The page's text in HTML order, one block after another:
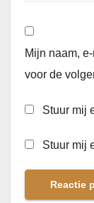
Mijn naam,
voor de
Stuur mij
Stuur mij